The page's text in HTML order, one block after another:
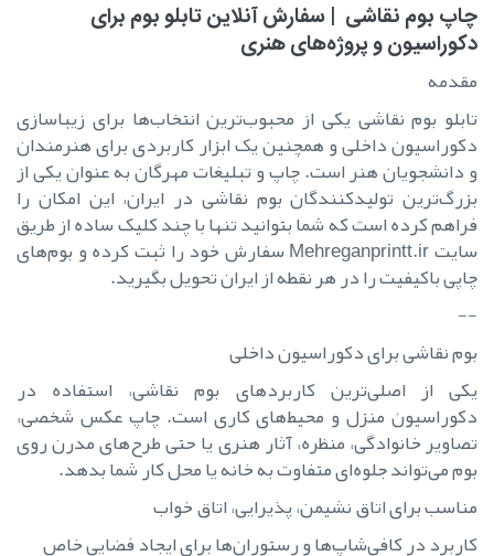
چاپ بوم نقاشی | سفارش آنلاین تابلو بوم برای
دکوراسیون و پروژه‌های هنری
مقدمه
تابلو بوم نقاشی یکی از محبوب‌ترین انتخاب‌ها برای زیباسازی
دکوراسیون داخلی و همچنین یک ابزار کاربردی برای هنرمندان
و دانشجویان هنر است. چاپ و تبلیغات مهرگان به عنوان یکی از
بزرگ‌ترین تولیدکنندگان بوم نقاشی در ایران، این امکان را
فراهم کرده است که شما بتوانید تنها با چند کلیک ساده از طریق
سایت Mehreganprintt.ir سفارش خود را ثبت کرده و بوم‌های
چاپی باکیفیت را در هر نقطه از ایران تحویل بگیرید.
--
بوم نقاشی برای دکوراسیون داخلی
یکی از اصلی‌ترین کاربردهای بوم نقاشی، استفاده در
دکوراسیون منزل و محیط‌های کاری است. چاپ عکس شخصی،
تصاویر خانوادگی، منظره، آثار هنری یا حتی طرح‌های مدرن روی
بوم می‌تواند جلوه‌ای متفاوت به خانه یا محل کار شما بدهد.
مناسب برای اتاق نشیمن، پذیرایی، اتاق خواب
کاربرد در کافی‌شاپ‌ها و رستوران‌ها برای ایجاد فضایی خاص